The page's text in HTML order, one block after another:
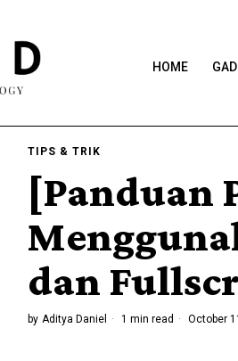
HOME
TIPS & TRIK
[Panduan
dan
by Aditya Daniel 1 min read October